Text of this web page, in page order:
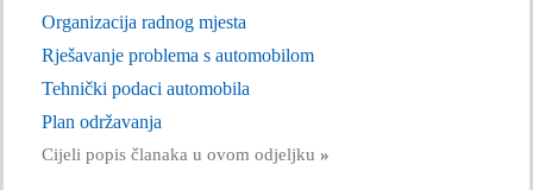
Organizacija radnog mjesta
Rješavanje problema s automobilom
Tehnički podaci automobila
Plan održavanja
Cijeli popis članaka u ovom odjeljku »